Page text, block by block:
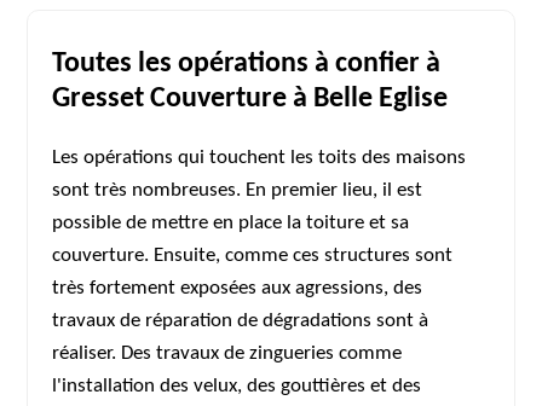
Toutes les opérations à confier à
Gresset Couverture à Belle Eglise
Les opérations qui touchent les toits des maisons
sont très nombreuses. En premier lieu, il est
possible de mettre en place la toiture et sa
couverture. Ensuite, comme ces structures sont
très fortement exposées aux agressions, des
travaux de réparation de dégradations sont à
réaliser. Des travaux de zingueries comme
l'installation des velux, des gouttières et des